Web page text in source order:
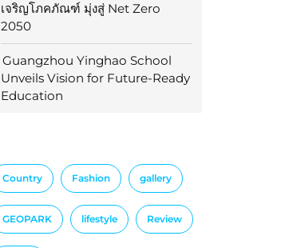
เจริญโภคภัณฑ์ มุ่งสู่ Net Zero
2050
Guangzhou Yinghao School
Unveils Vision for Future-Ready
Education
Country Fashion gallery
GEOPARK lifestyle Review